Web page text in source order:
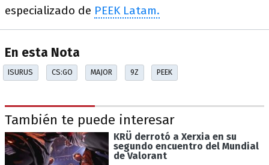
especializado de PEEK Latam.
En esta Nota
ISURUS CS:GO MAJOR 9Z PEEK
También te puede interesar
KRÜ derrotó a Xerxia en su
segundo encuentro del Mundial
de Valorant